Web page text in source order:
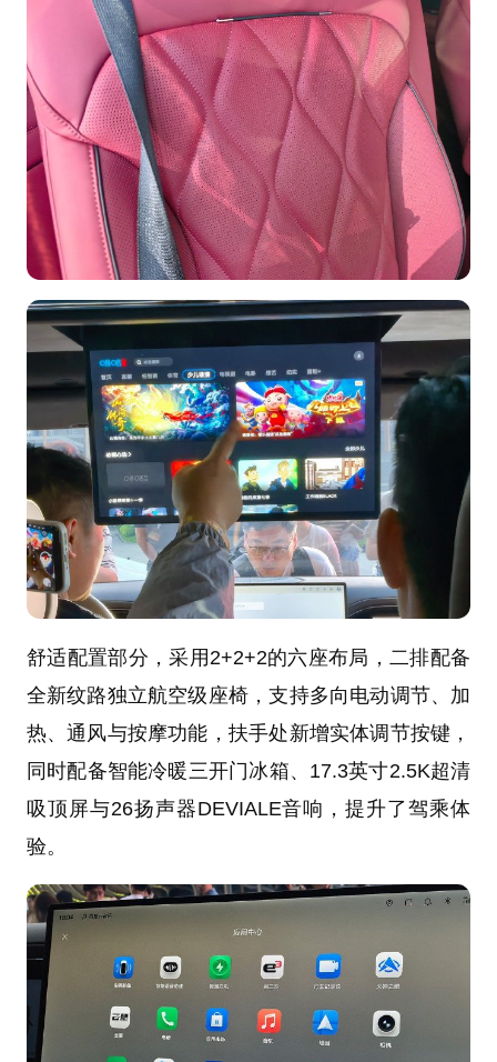
舒适配置部分，采用2+2+2的六座布局，二排配备
全新纹路独立航空级座椅，支持多向电动调节、加
热、通风与按摩功能，扶手处新增实体调节按键，
同时配备智能冷暖三开门冰箱、17.3英寸2.5K超清
吸顶屏与26扬声器DEVIALE音响，提升了驾乘体
验。